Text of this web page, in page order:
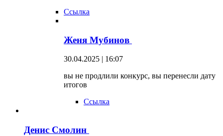
Ссылка
Женя Мубинов
30.04.2025 | 16:07
вы не продлили конкурс, вы перенесли дату
итогов
Ссылка
Денис Смолин